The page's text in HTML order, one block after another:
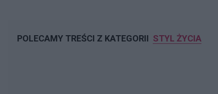
POLECAMY TREŚCI Z KATEGORII STYL ŻYCIA